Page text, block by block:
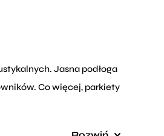
Jasna podłoga
Co więcej, parkiety
Pasują także do